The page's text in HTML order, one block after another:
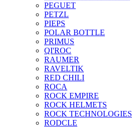
PEGUET
PETZL
PIEPS
POLAR BOTTLE
PRIMUS
QI'ROC
RAUMER
RAVELTIK
RED CHILI
ROCA
ROCK EMPIRE
ROCK HELMETS
ROCK TECHNOLOGIES
RODCLE